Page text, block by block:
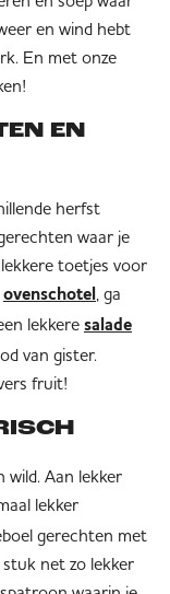
en wind hebt
En met onze
EN
herfst
waar je
toetjes voor
ovenschotel
, ga
lekkere salade
van gister.
fruit!
wild. Aan lekker
lekker
gerechten met
net zo lekker